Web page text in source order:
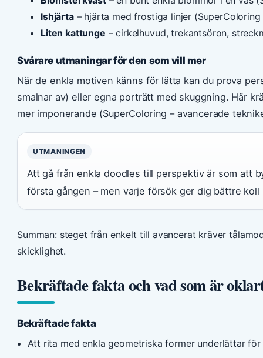
Ishjärta– hjärta med frostiga linjer (SuperColoring
Liten kattunge – cirkelhuvud, trekantsöron,
Svårare utmaningar för den som vill mer
När de enkla motiven känns för lätta kan du prova
smalnar av) eller egna porträtt med skuggning. Här
mer imponerande (SuperColoring – avancerade
UTMANINGEN
Att gå från enkla doodles till perspektiv är som att
första gången – men varje försök ger dig bättre koll
Summan: steget från enkelt till avancerat kräver
skicklighet.
Bekräftade fakta och vad som är
Bekräftade fakta
Att rita med enkla geometriska former underlättar